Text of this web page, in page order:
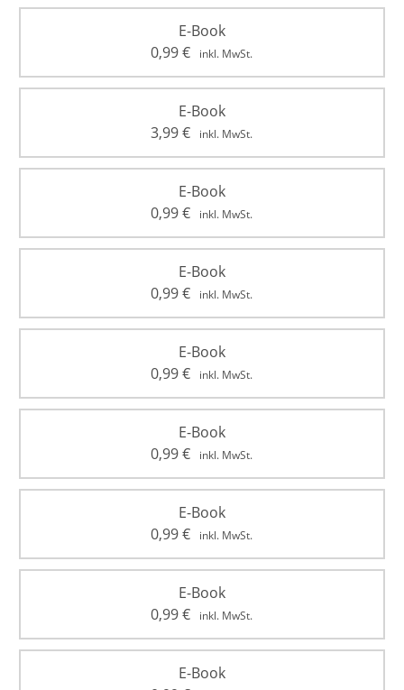
E-Book
0,99€ inkl. MwSt.
E-Book
3,99€ inkl. MwSt.
E-Book
0,99€ inkl. MwSt.
E-Book
0,99€ inkl. MwSt.
E-Book
0,99€ inkl. MwSt.
E-Book
0,99€ inkl. MwSt.
E-Book
0,99€ inkl. MwSt.
E-Book
0,99€ inkl. MwSt.
E-Book